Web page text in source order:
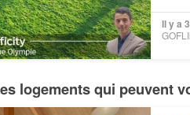
Il y a
logements qui peuvent